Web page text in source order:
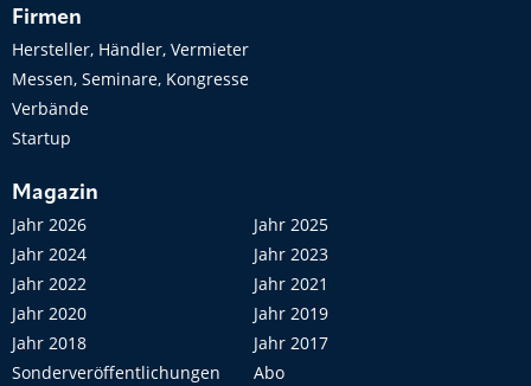
Firmen
Hersteller, Händler, Vermieter
Messen, Seminare, Kongresse
Verbände
Startup
Magazin
Jahr 2026
Jahr 2025
Jahr 2024
Jahr 2023
Jahr 2022
Jahr 2021
Jahr 2020
Jahr 2019
Jahr 2018
Jahr 2017
Sonderveröffentlichungen
Abo